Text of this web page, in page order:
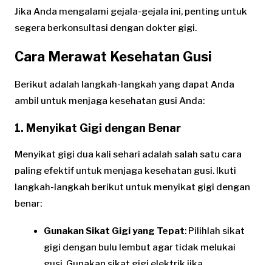
Jika Anda mengalami gejala-gejala ini, penting untuk
segera berkonsultasi dengan dokter gigi.
Cara Merawat Kesehatan Gusi
Berikut adalah langkah-langkah yang dapat Anda
ambil untuk menjaga kesehatan gusi Anda:
1. Menyikat Gigi dengan Benar
Menyikat gigi dua kali sehari adalah salah satu cara
paling efektif untuk menjaga kesehatan gusi. Ikuti
langkah-langkah berikut untuk menyikat gigi dengan
benar:
Gunakan Sikat Gigi yang Tepat: Pilihlah sikat
gigi dengan bulu lembut agar tidak melukai